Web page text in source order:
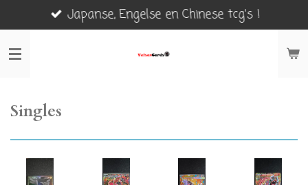
direct
naar
Japanse, Engelse en Chinese tcg's !
Singles